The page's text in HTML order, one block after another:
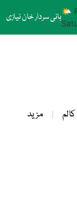
بانی سردار خان نیازی🌤
کالم مزید